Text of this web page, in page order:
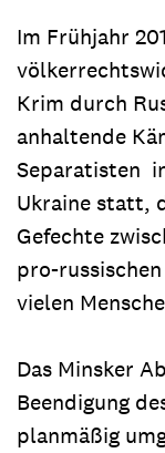
Im Frühjahr
Krim durch
anhaltende
Separatisten
Ukraine statt,
Gefechte
pro-
vielen
Das Minsker
Beendigung
planmäßig